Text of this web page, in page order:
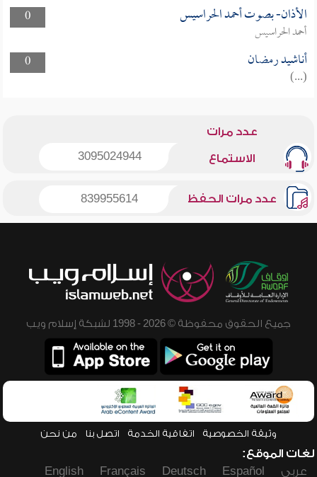
0
الأذان- بصوت أحمد الحراسيس
أحمد الحراسيس
0
أناشيد رمضان
(...)
عدد مرات
الاستماع 3095024944
عدد مرات الحفظ 839955614
جميع الحقوق محفوظة © 2026 - 1998 لشبكة إسلام ويب
وثيقة الخصوصية اتفاقية الخدمة اتصل بنا من نحن
لغات الموقع:
عربي
Español
Deutsch
Français
English